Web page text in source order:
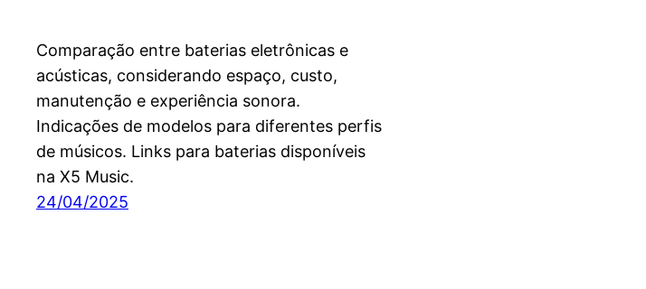
Comparação entre baterias eletrônicas e
acústicas, considerando espaço, custo,
manutenção e experiência sonora.
Indicações de modelos para diferentes perfis
de músicos. Links para baterias disponíveis
na X5 Music.
24/04/2025